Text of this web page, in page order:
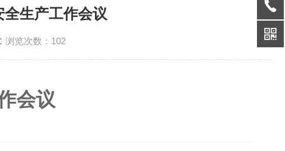
生产工作会议
浏览次数：102
会议